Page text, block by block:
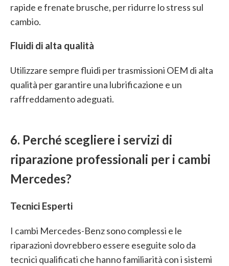
rapide e frenate brusche, per ridurre lo stress sul
cambio.
Fluidi di alta qualità
Utilizzare sempre fluidi per trasmissioni OEM di alta
qualità per garantire una lubrificazione e un
raffreddamento adeguati.
6. Perché scegliere i servizi di
riparazione professionali per i cambi
Mercedes?
Tecnici Esperti
I cambi Mercedes-Benz sono complessi e le
riparazioni dovrebbero essere eseguite solo da
tecnici qualificati che hanno familiarità con i sistemi